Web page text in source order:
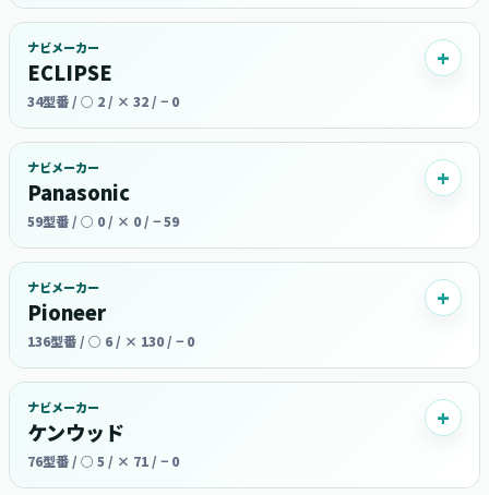
ナビメーカー
ECLIPSE
34型番 / ○ 2 / × 32 / − 0
ナビメーカー
Panasonic
59型番 / ○ 0 / × 0 / − 59
ナビメーカー
Pioneer
136型番 / ○ 6 / × 130 / − 0
ナビメーカー
ケンウッド
76型番 / ○ 5 / × 71 / − 0